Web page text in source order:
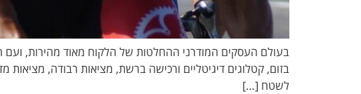
בעולם העסקים המודרני ההחלטות של הלקוח מאוד מהירות, ועם
בזום, קטלוגים דיגיטליים ורכישה ברשת, מציאות רבודה,
לשטח […]